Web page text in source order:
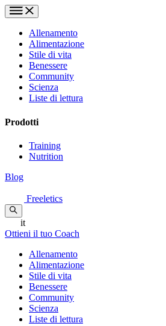
Allenamento
Alimentazione
Stile di vita
Benessere
Community
Scienza
Liste di lettura
Prodotti
Training
Nutrition
Blog
Freeletics
it
Ottieni il tuo Coach
Allenamento
Alimentazione
Stile di vita
Benessere
Community
Scienza
Liste di lettura